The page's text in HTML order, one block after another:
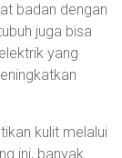
badan dengan
juga bisa
yang
kulit melalui
ini, banyak